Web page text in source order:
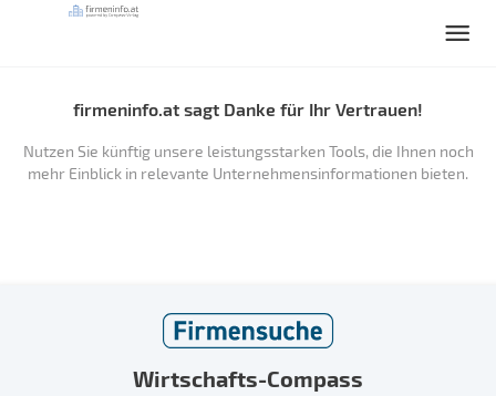
firmeninfo.at sagt Danke für Ihr Vertrauen!
Nutzen Sie künftig unsere leistungsstarken Tools, die Ihnen noch
mehr Einblick in relevante Unternehmensinformationen bieten.
Wirtschafts-Compass